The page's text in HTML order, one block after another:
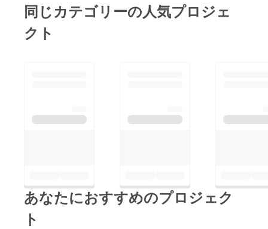
同じカテゴリーの人気プロジェ
クト
あなたにおすすめのプロジェク
ト